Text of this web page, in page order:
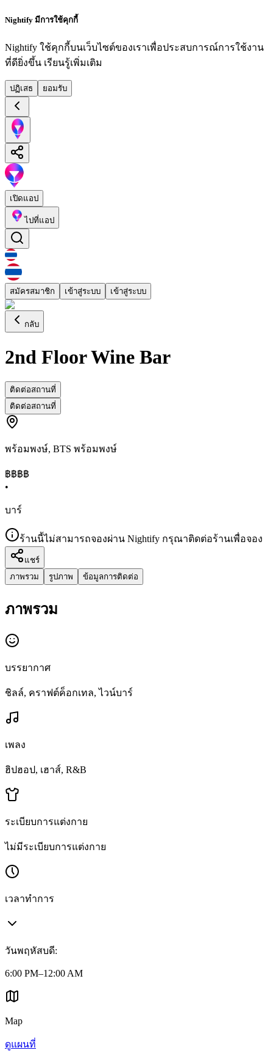
Nightify มีการใช้คุกกี้
Nightify ใช้คุกกี้บนเว็บไซต์ของเราเพื่อประสบการณ์การใช้งาน
ที่ดียิ่งขึ้น เรียนรู้เพิ่มเติม
ปฏิเสธ ยอมรับ
เปิดแอป
ไปที่แอป
สมัครสมาชิก เข้าสู่ระบบ เข้าสู่ระบบ
กลับ
2nd Floor Wine Bar
ติดต่อสถานที่
ติดต่อสถานที่
พร้อมพงษ์, BTS พร้อมพงษ์
฿฿฿฿
•
บาร์
ร้านนี้ไม่สามารถจองผ่าน Nightify กรุณาติดต่อร้านเพื่อจอง
แชร์
ภาพรวม
รูปภาพ ข้อมูลการติดต่อ
ภาพรวม
บรรยากาศ
ชิลล์, คราฟต์ค็อกเทล, ไวน์บาร์
เพลง
ฮิปฮอป, เฮาส์, R&B
ระเบียบการแต่งกาย
ไม่มีระเบียบการแต่งกาย
เวลาทำการ
วันพฤหัสบดี:
6:00 PM–12:00 AM
Map
ดูแผนที่